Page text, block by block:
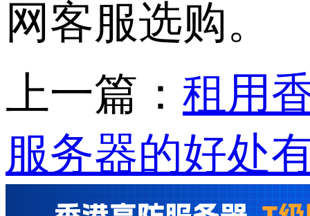
网客服选购。
上一篇： 租用
服务器的好处